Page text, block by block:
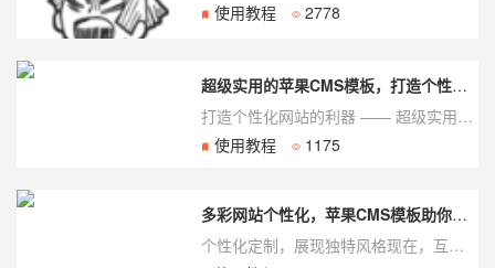
使用教程
2778
超级实用的苹果CMS模板，打造个性化网站
打造个性化网站的利器 —— 超级实用的苹果CMS模板在互联网时代，拥有一个个性化的网站...
使用教程
1175
多彩网站个性化，苹果CMS模板助你一臂之力
个性化定制，展现独特风格现在，互联网已经成为了人们获取信息、交流互动的主要渠道。随着网民...